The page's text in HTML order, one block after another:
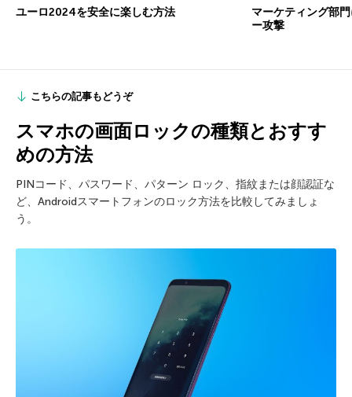
ユーロ2024を安全に楽しむ方法
マーケティング部
ー攻撃
こちらの記事もどうぞ
スマホの画面ロックの種類とおすす
めの方法
PINコード、パスワード、パターン ロック、指紋または顔認証な
ど、Androidスマートフォンのロック方法を比較してみましょ
う。